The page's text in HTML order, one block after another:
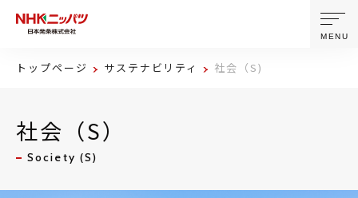
製品・技術
MENU
トップページ サステナビリティ 社会（S)
社会（S）
Society (S)